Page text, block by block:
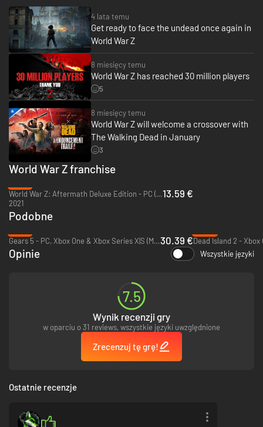
• Marseille Episode with 3 new PvE missions located in France
• Many explosive game modes in PvP/PvE, including the deadly Horde
Mode Z
• All character Skin packs (The Professionals, War Heroes)
• All weapon Skin and Variant packs (Signature Weapons, Last Aid, Special
Operations Forces, Biohazard, Lobo)
4 lata temu
Get ready to face the undead once again in
World War Z
8 miesięcy temu
World War Z has reached 30 million players
5
8 miesięcy temu
World War Z will welcome a crossover with
The Walking Dead in January
3
World War Z franchise
World War Z: Aftermath Deluxe Edition - PC (Steam)
2021
13.59 €
Podobne
Gears 5 - PC, Xbox One & Xbox Series X|S (Microsoft Store)30.39 €Dead Island 2 - Xbox
Opinie Wszystkie języki
7.5
Wynik recenzji gry
w oparciu o 31 reviews, wszystkie języki uwzględnione
Zrecenzuj tę grę!
Ostatnie recenzje